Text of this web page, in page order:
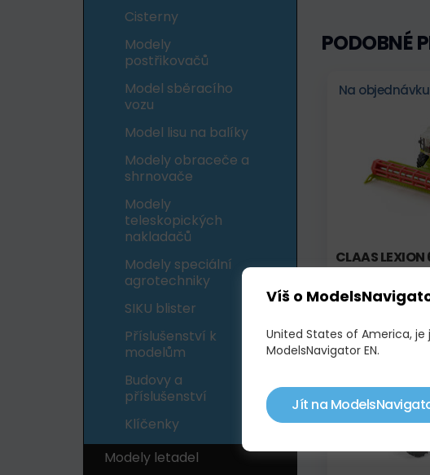
Cisterny
Modely
postřikovačů
Model sběracího
vozu
Model lisu na balíky
Modely obraceče a
shrnovače
Modely
teleskopických
nakladačů
Modely speciální
agrotechniky
SIKU blister
Příslušenství k
modelům
Budovy a
příslušenství
Klíčenky
Modely letadel
PODOBNÉ
Na objednávku
CLAAS
950,00 KČ
Skladem
Víš o
United States of America,
ModelsNavigator EN.
Jít na